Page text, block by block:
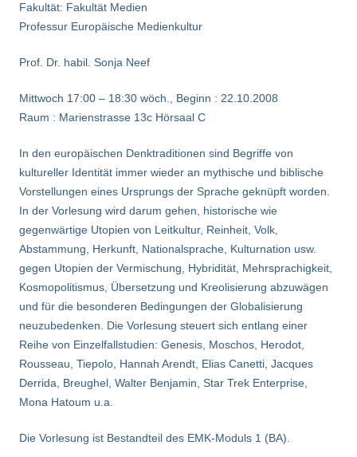
Fakultät: Fakultät Medien
Professur Europäische Medienkultur
Prof. Dr. habil. Sonja Neef
Mittwoch 17:00 – 18:30 wöch., Beginn : 22.10.2008
Raum : Marienstrasse 13c Hörsaal C
In den europäischen Denktraditionen sind Begriffe von
kultureller Identität immer wieder an mythische und biblische
Vorstellungen eines Ursprungs der Sprache geknüpft worden.
In der Vorlesung wird darum gehen, historische wie
gegenwärtige Utopien von Leitkultur, Reinheit, Volk,
Abstammung, Herkunft, Nationalsprache, Kulturnation usw.
gegen Utopien der Vermischung, Hybridität, Mehrsprachigkeit,
Kosmopolitismus, Übersetzung und Kreolisierung abzuwägen
und für die besonderen Bedingungen der Globalisierung
neuzubedenken. Die Vorlesung steuert sich entlang einer
Reihe von Einzelfallstudien: Genesis, Moschos, Herodot,
Rousseau, Tiepolo, Hannah Arendt, Elias Canetti, Jacques
Derrida, Breughel, Walter Benjamin, Star Trek Enterprise,
Mona Hatoum u.a.
Die Vorlesung ist Bestandteil des EMK-Moduls 1 (BA).